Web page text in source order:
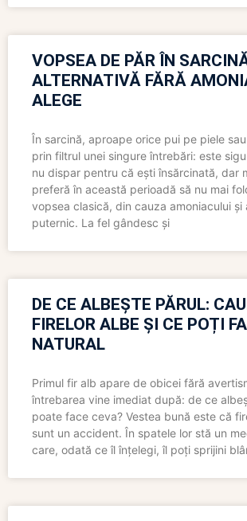
VOPSEA DE PĂR ÎN
ALTERNATIVĂ FĂRĂ
ALEGE
În sarcină, aproape orice pui pe piele
prin filtrul unei singure întrebări: este
nu dispar pentru că ești însărcinată, dar
preferă în această perioadă să nu mai
vopsea clasică, din cauza amoniacului și
puternic. La fel gândesc și
DE CE ALBEȘTE PĂRUL:
FIRELOR ALBE ȘI CE POȚI
NATURAL
Primul fir alb apare de obicei fără
întrebarea vine imediat după: de ce
poate face ceva? Vestea bună este că
sunt un accident. În spatele lor stă un
care, odată ce îl înțelegi, îl poți sprijini